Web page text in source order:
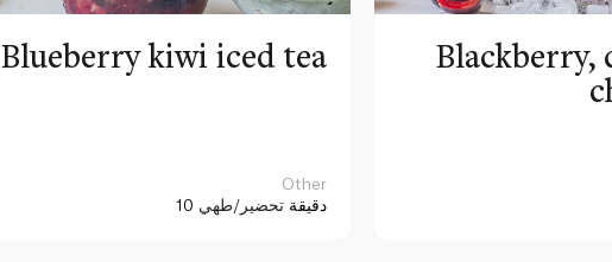
Blueberry kiwi iced tea
Other
10 دقيقة تحضير/طهي
Blackberry,